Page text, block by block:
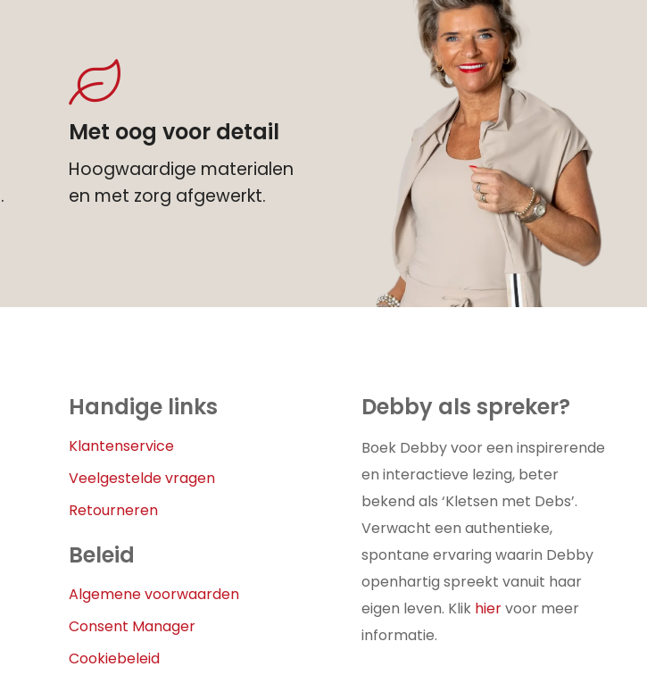
.
Met oog voor detail
Hoogwaardige materialen
en met zorg afgewerkt.
Handige links
Klantenservice
Veelgestelde vragen
Retourneren
Beleid
Algemene voorwaarden
Consent Manager
Cookiebeleid
Debby als spreker?
Boek Debby voor een inspirerende
en interactieve lezing, beter
bekend als ‘Kletsen met Debs’.
Verwacht een authentieke,
spontane ervaring waarin Debby
openhartig spreekt vanuit haar
eigen leven. Klik hiervoor meer
informatie.